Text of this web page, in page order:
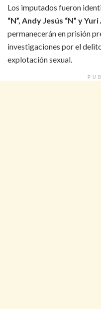
Los imputados fueron
“N”, Andy Jesús “N” y Yuri
permanecerán en prisión
investigaciones por el
explotación sexual.